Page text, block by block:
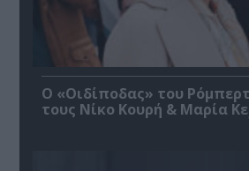
O «Οιδίποδας» του
τους Νίκο Κουρή & Μαρία